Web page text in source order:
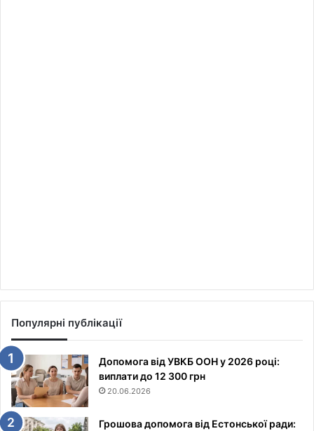
Популярні публікації
Допомога від УВКБ ООН у 2026 році:
виплати до 12 300 грн
20.06.2026
Грошова допомога від Естонської ради: